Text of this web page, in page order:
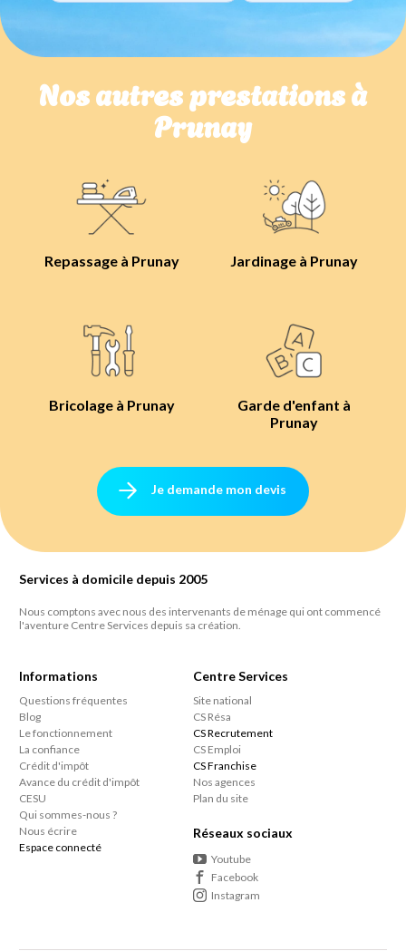
Nos autres prestations à
Prunay
Repassage à Prunay Jardinage à Prunay
Bricolage à Prunay
Garde d'enfant à
Prunay
Je demande mon devis
Services à domicile depuis 2005
Nous comptons avec nous des intervenants de ménage qui ont commencé
l'aventure Centre Services depuis sa création.
Informations
Questions fréquentes
Blog
Le fonctionnement
La confiance
Crédit d'impôt
Avance du crédit d'impôt
CESU
Qui sommes-nous ?
Nous écrire
Espace connecté
Centre Services
Site national
CS Résa
CS Recrutement
CS Emploi
CS Franchise
Nos agences
Plan du site
Réseaux sociaux
Youtube
Facebook
Instagram